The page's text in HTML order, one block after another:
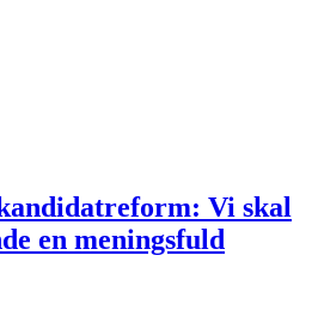
Vi skal
en meningsfuld